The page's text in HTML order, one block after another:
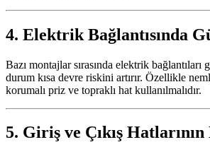
4. Elektrik Bağlantısında
Bazı montajlar sırasında elektrik bağlantıları
durum kısa devre riskini artırır. Özellikle
korumalı priz ve topraklı hat kullanılmalıdır.
5. Giriş ve Çıkış Hatlarının